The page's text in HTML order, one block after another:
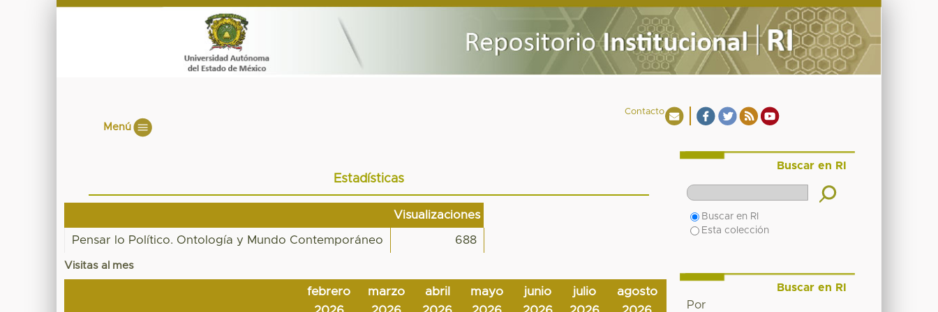
Contacto
Menú
Estadísticas
Visualizaciones
Pensar lo Político. Ontología y Mundo Contemporáneo 688
Visitas al mes
febrero
marzo
abril
mayo
junio
julio
agosto
Buscar en RI
Buscar en RI
Esta colección
Buscar en RI
Por